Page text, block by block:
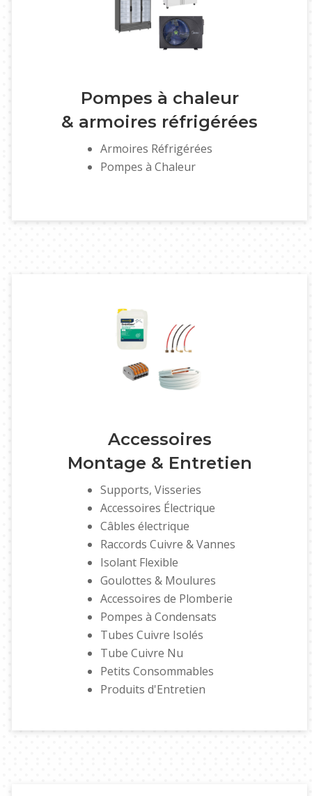
Accessoires
Montage & Entretien
Supports, Visseries
Accessoires Électrique
Câbles électrique
Raccords Cuivre & Vannes
Isolant Flexible
Goulottes & Moulures
Accessoires de Plomberie
Pompes à Condensats
Tubes Cuivre Isolés
Tube Cuivre Nu
Petits Consommables
Produits d'Entretien
Pompes à chaleur
& armoires réfrigérées
Armoires Réfrigérées
Pompes à Chaleur